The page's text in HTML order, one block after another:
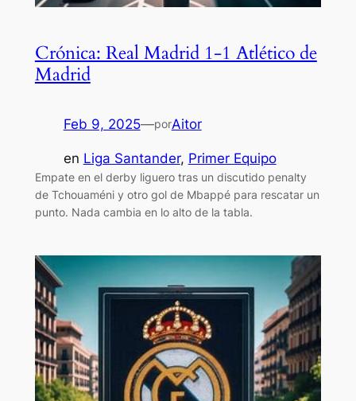
Crónica: Real Madrid 1-1 Atlético de
Madrid
Feb 9, 2025—porAitor
en Liga Santander, Primer Equipo
Empate en el derby liguero tras un discutido penalty
de Tchouaméni y otro gol de Mbappé para rescatar un
punto. Nada cambia en lo alto de la tabla.